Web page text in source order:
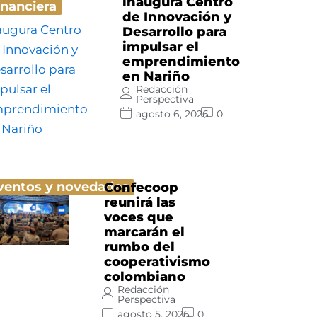
de Innovación y
Desarrollo para
impulsar el
emprendimiento
en Nariño
Redacción
Perspectiva
agosto 6, 2026
0
y novedadesConfecoop
reunirá las
voces que
marcarán el
rumbo del
cooperativismo
colombiano
Redacción
Perspectiva
agosto 5, 2026
0